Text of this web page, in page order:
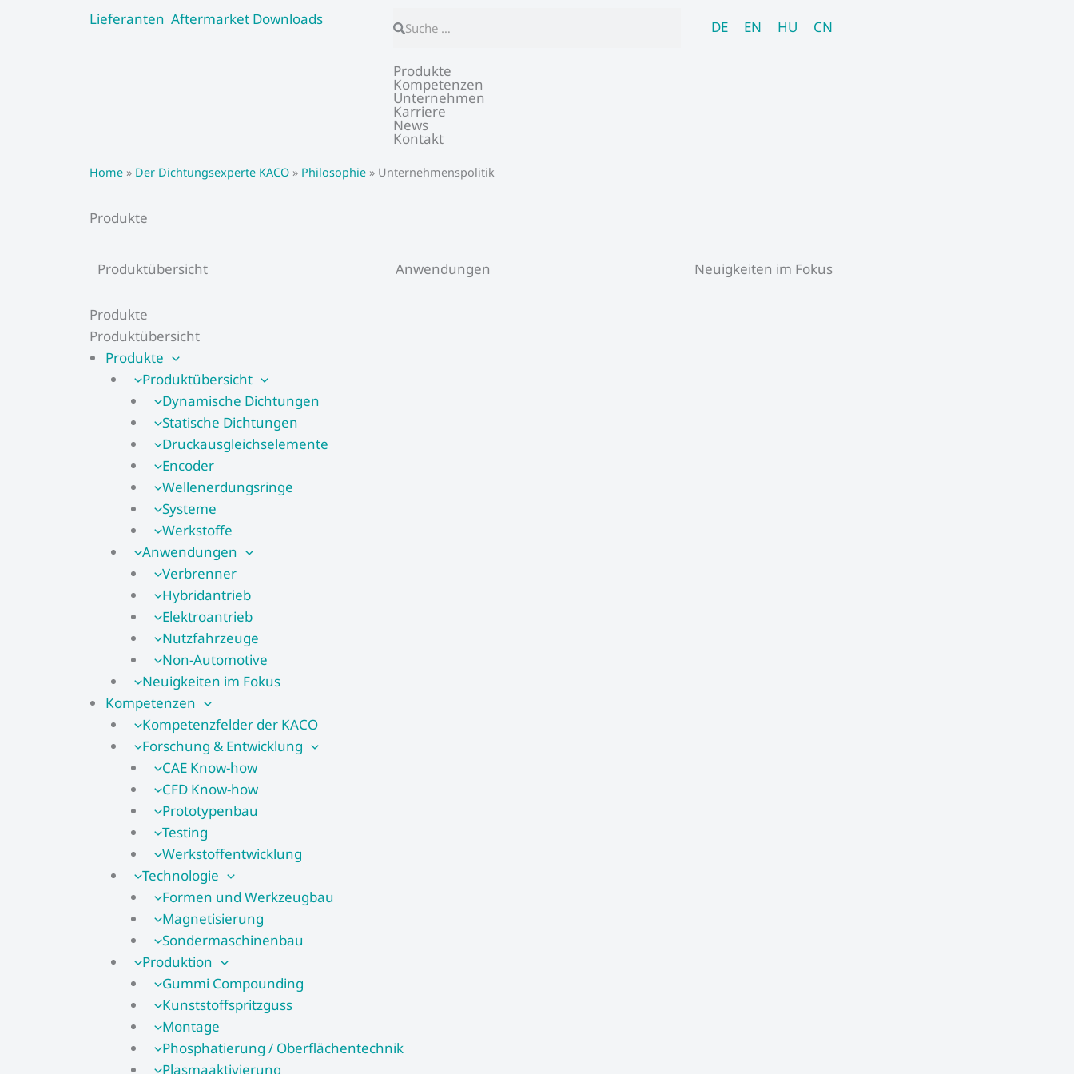
Lieferanten Aftermarket Downloads Suche DE EN HU CN
Produkte
Kompetenzen
Unternehmen
Karriere
News
Kontakt
Home » Der Dichtungsexperte KACO » Philosophie » Unternehmenspolitik
Produkte
Produktübersicht Anwendungen Neuigkeiten im Fokus
Produkte
Produktübersicht
Produkte
Produktübersicht
Dynamische Dichtungen
Statische Dichtungen
Druckausgleichselemente
Encoder
Wellenerdungsringe
Systeme
Werkstoffe
Anwendungen
Verbrenner
Hybridantrieb
Elektroantrieb
Nutzfahrzeuge
Non-Automotive
Neuigkeiten im Fokus
Kompetenzen
Kompetenzfelder der KACO
Forschung & Entwicklung
CAE Know-how
CFD Know-how​
Prototypenbau
Testing
Werkstoffentwicklung
Technologie
Formen und Werkzeugbau
Magnetisierung
Sondermaschinenbau
Produktion
Gummi Compounding
Kunststoffspritzguss
Montage
Phosphatierung / Oberflächentechnik
Plasmaaktivierung